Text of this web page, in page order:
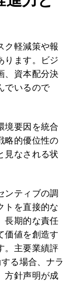
ク軽減策や報
ります。ビジ
、資本配分決
でいるので
境要因を統合
略的優位性の
見なされる状
ンティブの調
トを直接的な
長期的な責任
価値を創造す
。主要業績評
る場合、ナラ
方針声明が成